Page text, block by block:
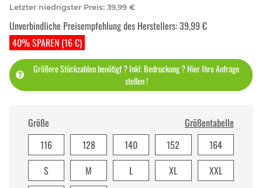
Letzter niedrigster Preis: 39,99 €
40% SPAREN (16 €)
Unverbindliche Preisempfehlung des Herstellers:39,99 €
Größere Stückzahlen benötigt ? Inkl. Bedruckung ? Hier Ihre Anfrage
stellen !
Größe
Größentabelle
116
128 140 152
164
S
M L XL
XXL